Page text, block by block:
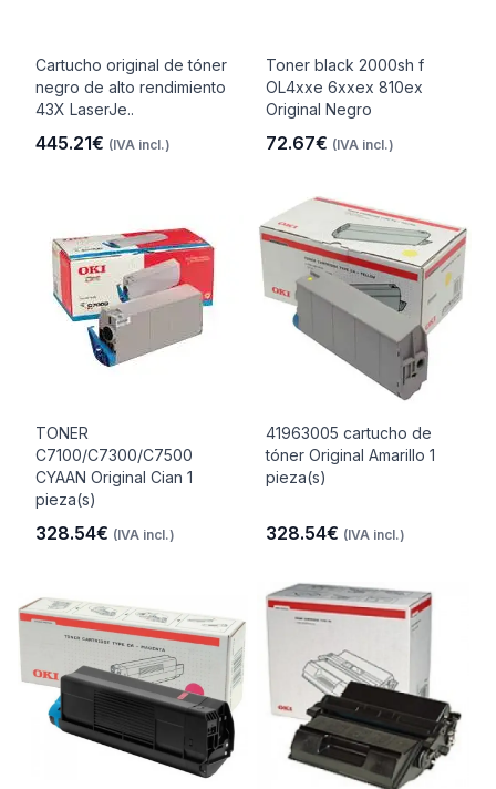
Cartucho original de tóner
negro de alto rendimiento
43X LaserJe..
445.21€ (IVA incl.)
Toner black 2000sh f
OL4xxe 6xxex 810ex
Original Negro
72.67€ (IVA incl.)
TONER
C7100/C7300/C7500
CYAAN Original Cian 1
pieza(s)
328.54€ (IVA incl.)
41963005 cartucho de
tóner Original Amarillo 1
pieza(s)
328.54€ (IVA incl.)